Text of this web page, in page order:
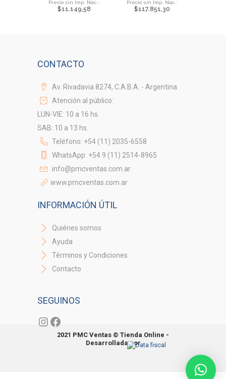
$11.149,58 $117.851,30
CONTACTO
Av. Rivadavia 8274, C.A.B.A. - Argentina
Atención al público:
LUN-VIE: 10 a 16 hs.
SAB: 10 a 13 hs.
Teléfono: +54 (11) 2035-6558
WhatsApp: +54 9 (11) 2514-8965
info@pmcventas.com.ar
www.pmcventas.com.ar
INFORMACIÓN ÚTIL
Quiénes somos
Ayuda
Términos y Condiciones
Contacto
SEGUINOS
Instagram
Facebook
2021 PMC Ventas © Tienda Online -
Desarrollada por